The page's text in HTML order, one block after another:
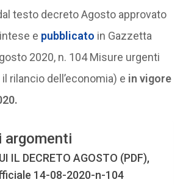
testo decreto Agosto approvato
e pubblicato in Gazzetta
2020, n. 104 Misure urgenti
rilancio dell’economia) e in vigore
argomenti
IL DECRETO AGOSTO (PDF),
14-08-2020-n-104